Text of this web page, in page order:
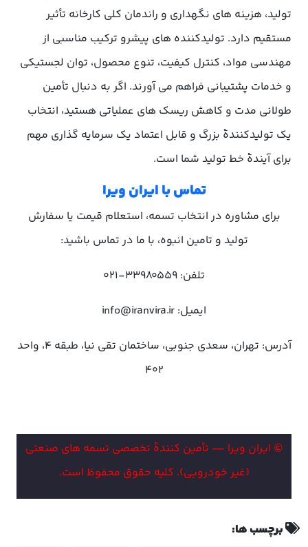
تولید، هزینه های نگهداری و راندمان کلی کارخانه تأثیر
مستقیم دارد. تولیدکننده های پیشرو ترکیب مناسبی از
مهندسی مواد، کنترل کیفیت، تنوع محصول، توان لجستیکی
و خدمات پشتیبانی فراهم می آورند. اگر به دنبال تأمین
طولانی مدت و کاهش ریسک های عملیاتی هستید، انتخاب
یک تولیدکنندهٔ بزرگ و قابل اعتماد یک سرمایه گذاری مهم
برای آیندهٔ خط تولید شما است.
تماس با ایران ویرا
برای مشاوره در انتخاب تسمه، استعلام قیمت یا سفارش
تولید و تامین انبوه، با ما در تماس باشید:
تلفن: 33980559-021
ایمیل: info@iranvira.ir
آدرس: تهران، سعدی جنوبی، ساختمان تقی نیا، طبقه 4، واحد
402
© ایران ویرا — تأمین کنندهٔ تخصصی تسمه های صنعتی
(غیر خودرویی). کلیه حقوق محفوظ است.
برچسب ها: